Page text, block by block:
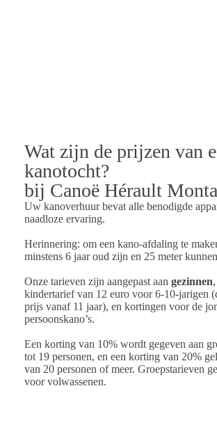
Wat zijn de prijzen van
kanotocht?
bij Canoë Hérault
Uw kanoverhuur bevat alle benodigde
naadloze ervaring.
Herinnering: om een kano-afdaling te
minstens 6 jaar oud zijn en 25 meter
Onze tarieven zijn aangepast aan gezinnen
kindertarief van 12 euro voor 6-10-jarigen
prijs vanaf 11 jaar), en kortingen voor de
persoonskano’s.
Een korting van 10% wordt gegeven aan
tot 19 personen, en een korting van 20%
van 20 personen of meer. Groepstarieven
voor volwassenen.